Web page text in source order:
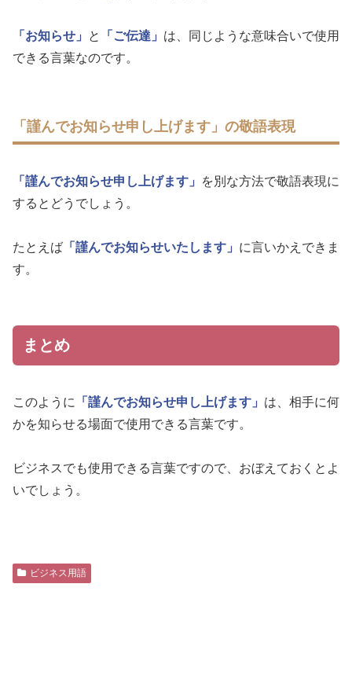
「お知らせ」 と 「ご伝達」 は、同じような意味合いで使用
できる言葉なのです。
「謹んでお知らせ申し上げます」の敬語表現
「謹んでお知らせ申し上げます」
を別な方法で敬語表現に
するとどうでしょう。
たとえば 「謹んでお知らせいたします」 に言いかえできま
す。
まとめ
このように 「謹んでお知らせ申し上げます」 は、相手に何
かを知らせる場面で使用できる言葉です。
ビジネスでも使用できる言葉ですので、おぼえておくとよ
いでしょう。
ビジネス用語